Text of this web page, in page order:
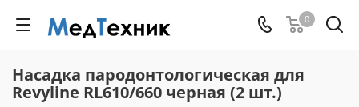
0
Насадка пародонтологическая для
Revyline RL610/660 черная (2 шт.)